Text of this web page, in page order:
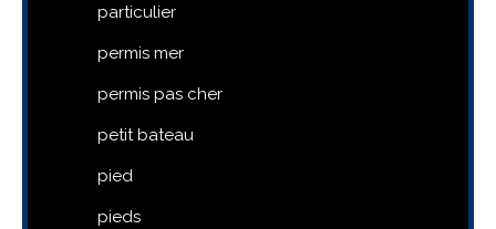
particulier
permis mer
permis pas cher
petit bateau
pied
pieds